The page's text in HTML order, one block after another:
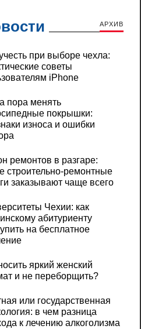
АРХИВ
при выборе чехла:
советы
iPhone
пора менять
покрышки:
износа и ошибки
ремонтов в разгаре:
строительно-ремонтные
заказывают чаще всего
Чехии: как
абитуриенту
на бесплатное
яркий женский
и не переборщить?
или государственная
в чем разница
к лечению алкоголизма